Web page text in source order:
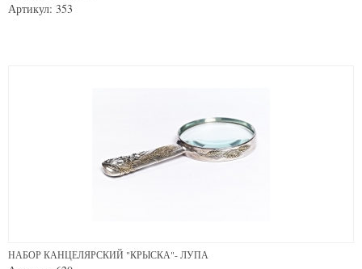
Артикул: 353
НАБОР КАНЦЕЛЯРСКИЙ "КРЫСКА"- ЛУПА